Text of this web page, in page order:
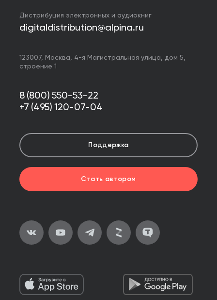
Дистрибуция электронных и аудиокниг
digitaldistribution@alpina.ru
123007, Москва, 4-я Магистральная улица, дом 5,
строение 1
8 (800) 550-53-22
+7 (495) 120-07-04
Поддержка
Стать автором